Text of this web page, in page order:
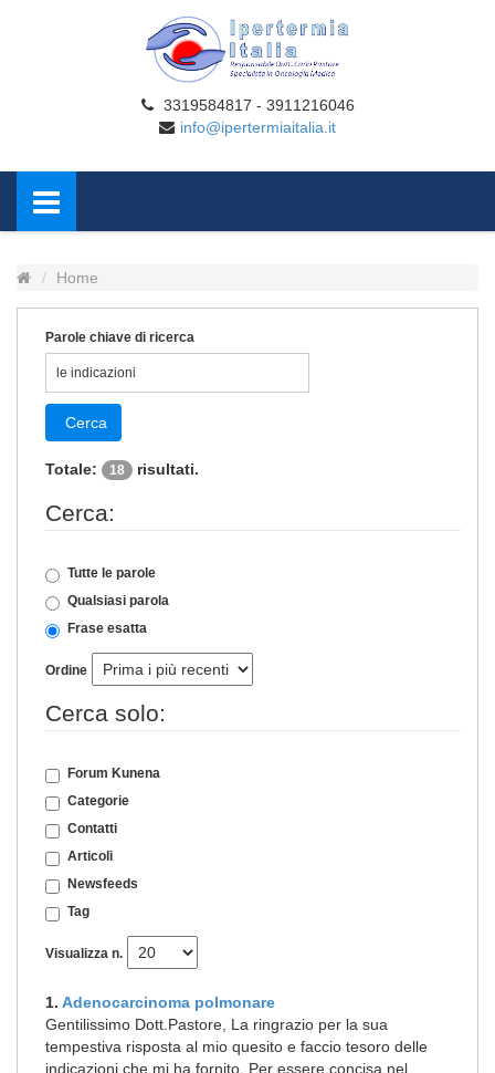
3319584817 - 3911216046
info@ipertermiaitalia.it
Home
Parole chiave di ricerca
Cerca
Totale: 18 risultati.
Cerca:
Tutte le parole
Qualsiasi parola
Frase esatta
Ordine
Cerca solo:
Forum Kunena
Categorie
Contatti
Articoli
Newsfeeds
Tag
Visualizza n.
1. Adenocarcinoma polmonare
Gentilissimo Dott.Pastore, La ringrazio per la sua
tempestiva risposta al mio quesito e faccio tesoro delle
indicazioni che mi ha fornito. Per essere concisa nel